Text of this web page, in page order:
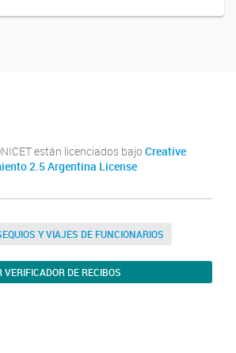
están licenciados bajo Creative
2.5 Argentina License
Y VIAJES DE FUNCIONARIOS
VERIFICADOR DE RECIBOS